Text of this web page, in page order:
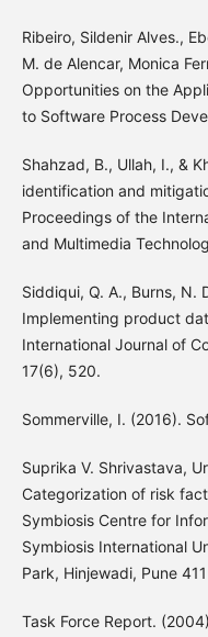
Ribeiro, Sildenir Alves.,
M. de Alencar, Monica
Opportunities on the
to Software Process
Shahzad, B., Ullah, I., &
identification and
Proceedings of the
and Multimedia
Siddiqui, Q. A., Burns, N.
Implementing product
International Journal of
17(6), 520.
Sommerville, I. (2016).
Suprika V. Shrivastava,
Categorization of risk
Symbiosis Centre for
Symbiosis International
Park, Hinjewadi, Pune
Task Force Report.